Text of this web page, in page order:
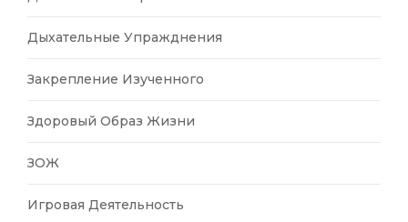
Дыхательные Упражднения
Закрепление Изученного
Здоровый Образ Жизни
ЗОЖ
Игровая Деятельность